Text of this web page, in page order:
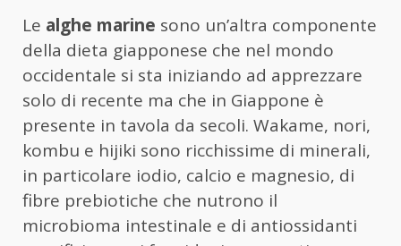
Le alghe marine sono un’altra componente
della dieta giapponese che nel mondo
occidentale si sta iniziando ad apprezzare
solo di recente ma che in Giappone è
presente in tavola da secoli. Wakame, nori,
kombu e hijiki sono ricchissime di minerali,
in particolare iodio, calcio e magnesio, di
fibre prebiotiche che nutrono il
microbioma intestinale e di antiossidanti